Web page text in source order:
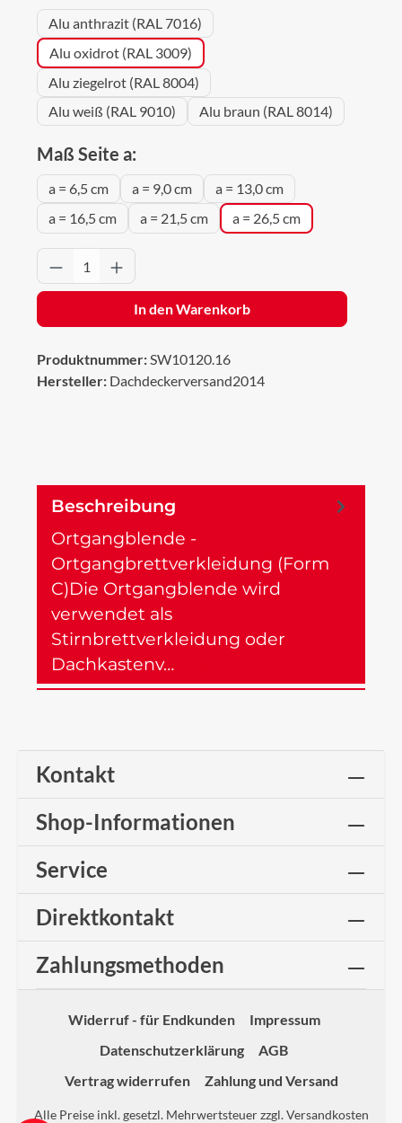
Alu anthrazit (RAL 7016)
Alu oxidrot (RAL 3009)
Alu ziegelrot (RAL 8004)
Alu weiß (RAL 9010)
Alu braun (RAL 8014)
Maß Seite a:
a = 6,5 cm a = 9,0 cm
a = 13,0 cm
a = 16,5 cm
a = 21,5 cm a = 26,5 cm
Produkt Anzahl: Gib den gewünschten
In den Warenkorb
Produktnummer:SW10120.16
Hersteller: Dachdeckerversand2014
Beschreibung
Ortgangblende -
Ortgangbrettverkleidung (Form
C)Die Ortgangblende wird
verwendet als
Stirnbrettverkleidung oder
Dachkastenv…
Kontakt
Shop-Informationen
Service
Direktkontakt
Zahlungsmethoden
Widerruf - für Endkunden
Impressum
Datenschutzerklärung
AGB
Vertrag widerrufen
Zahlung und Versand
Alle Preise inkl. gesetzl. Mehrwertsteuer zzgl.Versandkosten